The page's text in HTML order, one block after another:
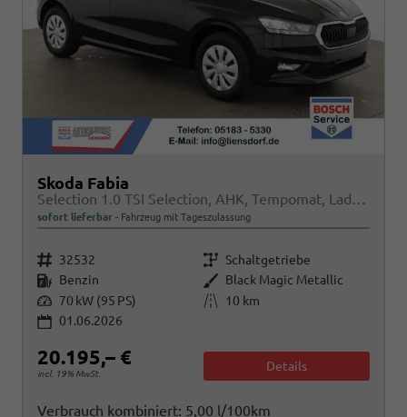
Skoda Fabia
Selection 1.0 TSI Selection, AHK, Tempomat, Ladeboden, Park, Winterpaket, SmartLink, 4-J Garantie
sofort lieferbar Fahrzeug mit Tageszulassung
Fahrzeugnr. 32532 Getriebe Schaltgetriebe
Kraftstoff Benzin Außenfarbe Black Magic Metallic
Leistung 70 kW (95 PS) Kilometerstand
10 km
01.06.2026
20.195,– €
incl. 19% MwSt.
Details
Verbrauch kombiniert: 5,00 l/100km